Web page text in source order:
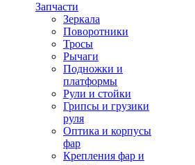
Запчасти
Зеркала
Поворотники
Тросы
Рычаги
Подножки и
платформы
Рули и стойки
Грипсы и грузики
руля
Оптика и корпусы
фар
Крепления фар и